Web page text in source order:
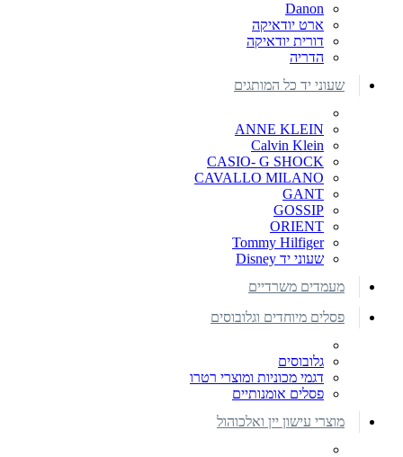
Danon
ארט יודאיקה
דורית יודאיקה
הדריה
שעוני יד כל המותגים
ANNE KLEIN
Calvin Klein
CASIO- G SHOCK
CAVALLO MILANO
GANT
GOSSIP
ORIENT
Tommy Hilfiger
שעוני יד Disney
מעמדים משרדיים
פסלים מיוחדים וגלובוסים
גלובוסים
דגמי מכוניות ומוצרי רטרו
פסלים אומנותיים
מוצרי עישון יין ואלכוהול